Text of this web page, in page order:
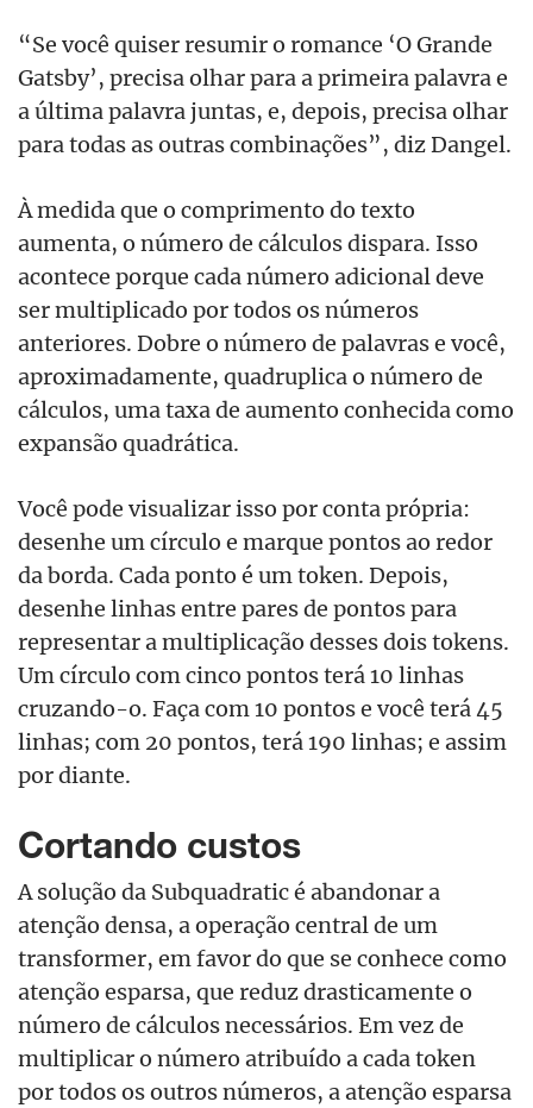
“Se você quiser resumir o romance ‘O Grande
Gatsby’, precisa olhar para a primeira palavra e
a última palavra juntas, e, depois, precisa olhar
para todas as outras combinações”, diz Dangel.
À medida que o comprimento do texto
aumenta, o número de cálculos dispara. Isso
acontece porque cada número adicional deve
ser multiplicado por todos os números
anteriores. Dobre o número de palavras e você,
aproximadamente, quadruplica o número de
cálculos, uma taxa de aumento conhecida como
expansão quadrática.
Você pode visualizar isso por conta própria:
desenhe um círculo e marque pontos ao redor
da borda. Cada ponto é um token. Depois,
desenhe linhas entre pares de pontos para
representar a multiplicação desses dois tokens.
Um círculo com cinco pontos terá 10 linhas
cruzando-o. Faça com 10 pontos e você terá 45
linhas; com 20 pontos, terá 190 linhas; e assim
por diante.
Cortando custos
A solução da Subquadratic é abandonar a
atenção densa, a operação central de um
transformer, em favor do que se conhece como
atenção esparsa, que reduz drasticamente o
número de cálculos necessários. Em vez de
multiplicar o número atribuído a cada token
por todos os outros números, a atenção esparsa